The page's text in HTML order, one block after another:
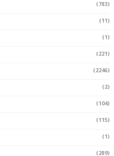
(783)
(11)
(1)
(221)
(2246)
(2)
(104)
(115)
(1)
(289)